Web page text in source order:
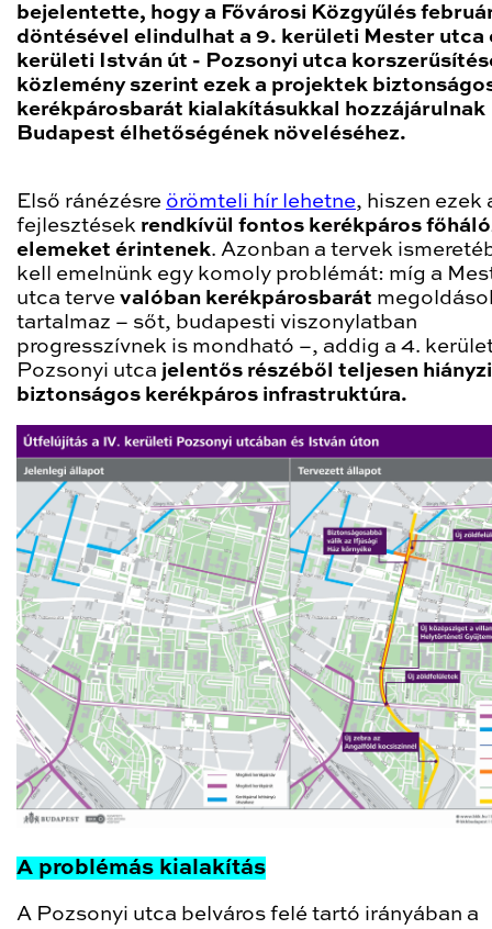
bejelentette, hogy a Fővárosi Közgyűlés
döntésével elindulhat a 9. kerületi Mester utca
kerületi István út - Pozsonyi utca
közlemény szerint ezek a projektek
kerékpárosbarát kialakításukkal hozzájárulnak
Budapest élhetőségének növeléséhez.
Első ránézésre örömteli hír lehetne, hiszen ezek
fejlesztések rendkívül fontos kerékpáros
elemeket érintenek. Azonban a tervek
kell emelnünk egy komoly problémát: míg a
utca terve valóban kerékpárosbarát
tartalmaz – sőt, budapesti viszonylatban
progresszívnek is mondható –, addig a 4.
Pozsonyi utca jelentős részéből teljesen
biztonságos kerékpáros infrastruktúra.
A problémás kialakítás
A Pozsonyi utca belváros felé tartó irányában a